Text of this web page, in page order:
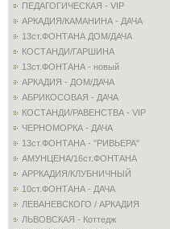
ПЕДАГОГИЧЕСКАЯ - VIP
АРКАДИЯ/КАМАНИНА - ДАЧА
13ст.ФОНТАНА ДОМ/ДАЧА
КОСТАНДИ/ГАРШИНА
13ст.ФОНТАНА - новый
АРКАДИЯ - ДОМ/ДАЧА
АБРИКОСОВАЯ - ДАЧА
КОСТАНДИ/РАВЕНСТВА - VIP
ЧЕРНОМОРКА - ДАЧА
13ст.ФОНТАНА - "РИВЬЕРА"
АМУНЦЕНА/16ст.ФОНТАНА
АРРКАДИЯ/КЛУБНИЧНЫЙ
10ст.ФОНТАНА - ДАЧА
ЛЕВАНЕВСКОГО / АРКАДИЯ
ЛЬВОВСКАЯ - Коттедж